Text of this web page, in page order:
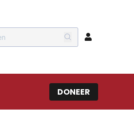
DONEER